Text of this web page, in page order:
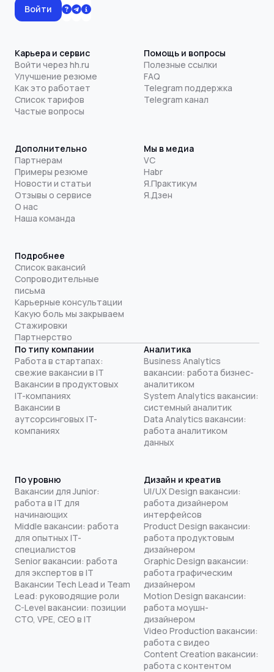
Войти
Карьера и сервис
Войти через hh.ru
Улучшение резюме
Как это работает
Список тарифов
Частые вопросы
Помощь и вопросы
Полезные ссылки
FAQ
Telegram поддержка
Telegram канал
Дополнительно
Партнерам
Примеры резюме
Новости и статьи
Отзывы о сервисе
О нас
Наша команда
Мы в медиа
VC
Habr
Я.Практикум
Я.Дзен
Подробнее
Список вакансий
Сопроводительные
письма
Карьерные консультации
Какую боль мы закрываем
Стажировки
Партнерство
По типу компании
Работа в стартапах:
свежие вакансии в IT
Вакансии в продуктовых
IT-компаниях
Вакансии в
аутсорсинговых IT-
компаниях
Аналитика
Business Analytics
вакансии: работа бизнес-
аналитиком
System Analytics вакансии:
системный аналитик
Data Analytics вакансии:
работа аналитиком
данных
По уровню
Вакансии для Junior:
работа в IT для
начинающих
Middle вакансии: работа
для опытных IT-
специалистов
Senior вакансии: работа
для экспертов в IT
Вакансии Tech Lead и Team
Lead: руководящие роли
C-Level вакансии: позиции
CTO, VPE, CEO в IT
Дизайн и креатив
UI/UX Design вакансии:
работа дизайнером
интерфейсов
Product Design вакансии:
работа продуктовым
дизайнером
Graphic Design вакансии:
работа графическим
дизайнером
Motion Design вакансии:
работа моушн-
дизайнером
Video Production вакансии:
работа с видео
Content Creation вакансии:
работа с контентом